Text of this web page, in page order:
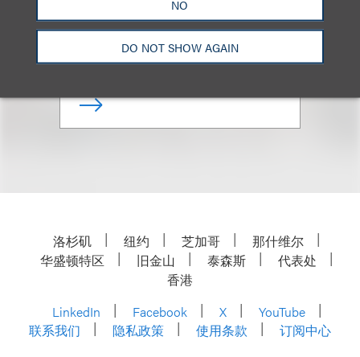
NO
DO NOT SHOW AGAIN
Chair, Art & Cultural Property
+1.212.407.4187
洛杉矶 纽约 芝加哥
那什维尔
华盛顿特区
旧金山 泰森斯
代表处
香港
LinkedIn
Facebook X
YouTube
联系我们
隐私政策 使用条款 订阅中心